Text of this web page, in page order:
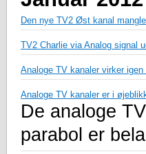
Den nye TV2 Øst kanal
TV2 Charlie via Analog signal
Analoge TV kanaler virker
Analoge TV kanaler er i
De analoge
parabol er